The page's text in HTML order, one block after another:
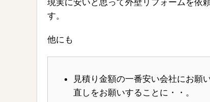
す。
他にも
見積り金額の一番安い会社にお願
直しをお願いすることに・・。